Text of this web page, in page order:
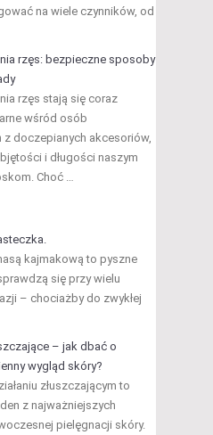
na wiele czynników, od
rzęs: bezpieczne sposoby
rzęs stają się coraz
wśród osób
z doczepianych akcesoriów,
i długości naszym
Choć …
kajmakową to pyszne
się przy wielu
– chociażby do zwykłej
– jak dbać o
wygląd skóry?
złuszczającym to
z najważniejszych
pielęgnacji skóry.